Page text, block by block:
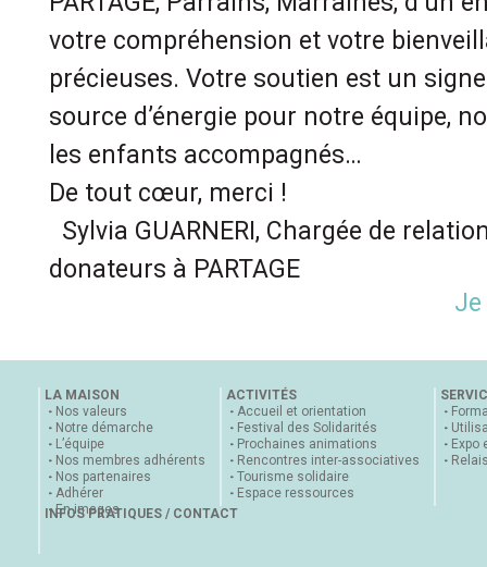
votre compréhension et votre
précieuses. Votre soutien est un
source d’énergie pour notre équipe,
les enfants accompagnés…
De tout cœur, merci !
Sylvia GUARNERI, Chargée de
donateurs à PARTAGE
LA MAISON
Nos valeurs
Notre démarche
L’équipe
Nos membres adhérents
Nos partenaires
Adhérer
En images
ACTIVITÉS
Accueil et orientation
Festival des Solidarités
Prochaines animations
Rencontres inter-associatives
Tourisme solidaire
Espace ressources
Expo
INFOS PRATIQUES / CONTACT